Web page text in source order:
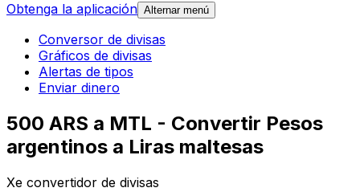
Obtenga la aplicación Alternar menú
Conversor de divisas
Gráficos de divisas
Alertas de tipos
Enviar dinero
500 ARS a MTL - Convertir Pesos
argentinos a Liras maltesas
Xe convertidor de divisas